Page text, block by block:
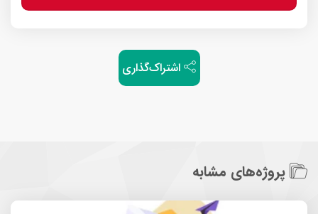
اشتراک‌گذاری
پروژه‌های مشابه